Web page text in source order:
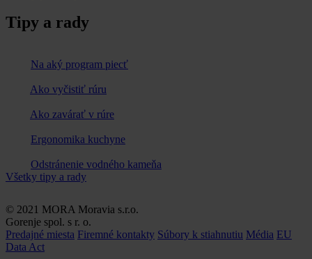
Tipy a rady
Na aký program piecť
Ako vyčistiť rúru
Ako zavárať v rúre
Ergonomika kuchyne
Odstránenie vodného kameňa
Všetky tipy a rady
© 2021 MORA Moravia s.r.o.
Gorenje spol. s r. o.
Predajné miesta Firemné kontakty Súbory k stiahnutiu Média EU
Data Act